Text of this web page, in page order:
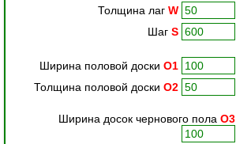
Толщина лаг W
Шаг S
Ширина половой доски O1
Толщина половой доски O2
Ширина досок чернового пола O3